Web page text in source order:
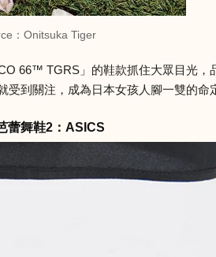
：Onitsuka Tiger
66™ TGRS」的鞋款抓住大眾目光
到關注，成為日本女孩人腳一雙的命
蕾舞鞋2：ASICS